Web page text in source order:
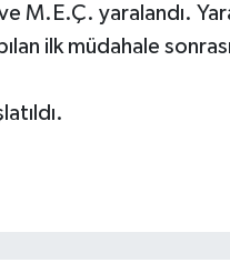
M.E.Ç. yaralandı.
ilk müdahale